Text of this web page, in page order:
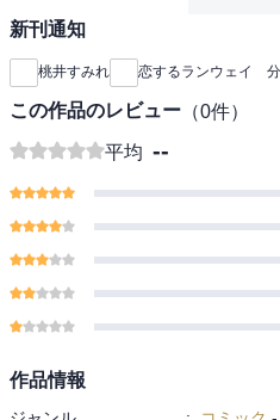
新刊通知
桃井すみれ 恋するランウェイ
この作品のレビュー （0件）
平均 --
作品情報